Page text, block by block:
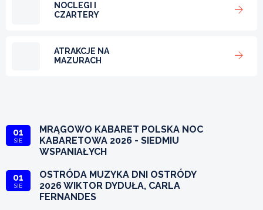
NOCLEGI I
CZARTERY
ATRAKCJE NA
MAZURACH
01
SIE
MRĄGOWO KABARET POLSKA NOC
KABARETOWA 2026 - SIEDMIU
WSPANIAŁYCH
01
SIE
OSTRÓDA MUZYKA DNI OSTRÓDY
2026 WIKTOR DYDUŁA, CARLA
FERNANDES